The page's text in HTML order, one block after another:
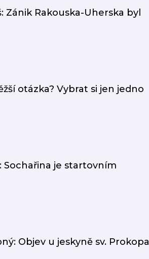
Rakouska-Uherska byl
otázka? Vybrat si jen jedno
je startovním
Objev u jeskyně sv. Prokopa